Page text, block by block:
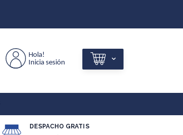
Hola!
Inicia sesión
DESPACHO GRATIS